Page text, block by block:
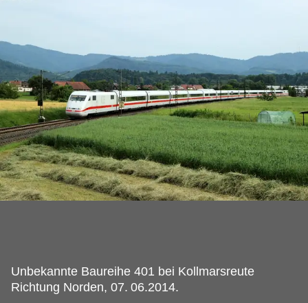
Unbekannte Baureihe 401 bei Kollmarsreute
Richtung Norden, 07. 06.2014.